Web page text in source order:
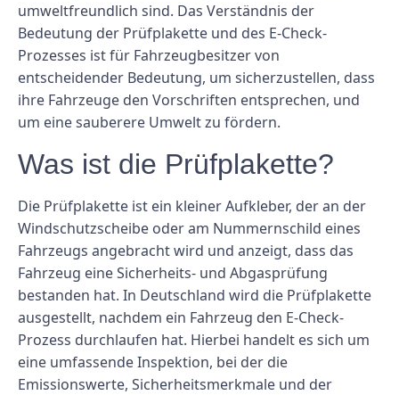
umweltfreundlich sind. Das Verständnis der
Bedeutung der Prüfplakette und des E-Check-
Prozesses ist für Fahrzeugbesitzer von
entscheidender Bedeutung, um sicherzustellen, dass
ihre Fahrzeuge den Vorschriften entsprechen, und
um eine sauberere Umwelt zu fördern.
Was ist die Prüfplakette?
Die Prüfplakette ist ein kleiner Aufkleber, der an der
Windschutzscheibe oder am Nummernschild eines
Fahrzeugs angebracht wird und anzeigt, dass das
Fahrzeug eine Sicherheits- und Abgasprüfung
bestanden hat. In Deutschland wird die Prüfplakette
ausgestellt, nachdem ein Fahrzeug den E-Check-
Prozess durchlaufen hat. Hierbei handelt es sich um
eine umfassende Inspektion, bei der die
Emissionswerte, Sicherheitsmerkmale und der